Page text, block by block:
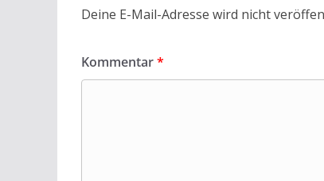
Deine E-Mail-Adresse wird nicht
Kommentar*